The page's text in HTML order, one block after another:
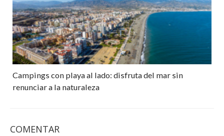
Campings con playa al lado: disfruta del mar sin
renunciar a la naturaleza
COMENTAR